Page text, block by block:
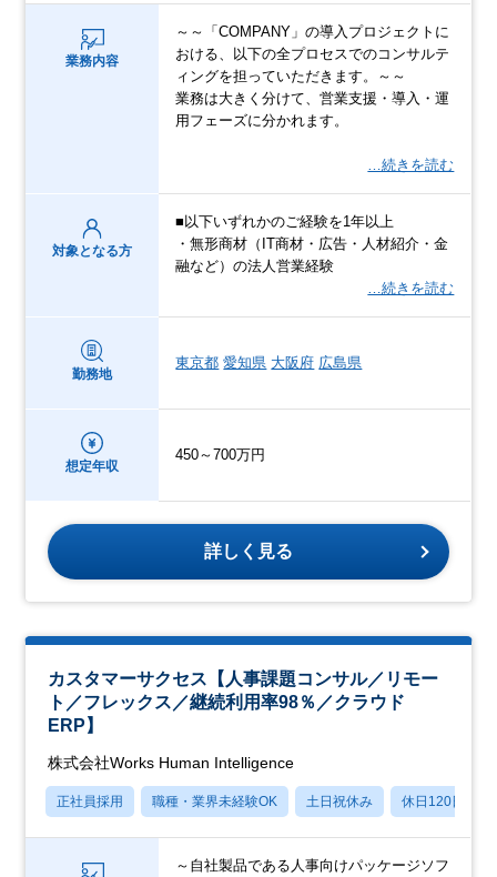
業務内容
～～「COMPANY」の導入プロジェクトに
おける、以下の全プロセスでのコンサルテ
ィングを担っていただきます。～～
業務は大きく分けて、営業支援・導入・運
用フェーズに分かれます。
…続きを読む
対象となる方
■以下いずれかのご経験を1年以上
・無形商材（IT商材・広告・人材紹介・金
融など）の法人営業経験
…続きを読む
勤務地
東京都 愛知県 大阪府 広島県
想定年収
450～700万円
詳しく見る
カスタマーサクセス【人事課題コンサル／リモー
ト／フレックス／継続利用率98％／クラウド
ERP】
株式会社Works Human Intelligence
正社員採用 職種・業界未経験OK 土日祝休み 休日120日以上
～自社製品である人事向けパッケージソフ